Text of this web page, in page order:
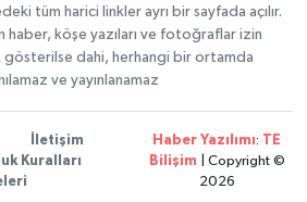
tüm harici linkler ayrı bir sayfada açılır.
haber, köşe yazıları ve fotoğraflar izin
gösterilse dahi, herhangi bir ortamda
ve yayınlanamaz
İletişim
Kuralları
Haber Yazılımı:
TE
Bilişim | Copyright ©
2026